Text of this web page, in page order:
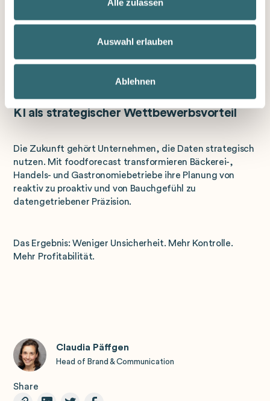
Alle zulassen
Auswahl erlauben
Ablehnen
mit einer Haltbarkeit von bis zu maximal einem Tag,
beispielsweise Backwaren, Obst und Gemüse, Ready-to-
können bereits kleine Verbesserungen in der
Prognosequalität signifikante Auswirkungen auf Umsatz,
KI als strategischer Wettbewerbsvorteil
Die Zukunft gehört Unternehmen, die Daten strategisch
nutzen. Mit foodforecast transformieren Bäckerei-,
Handels- und Gastronomiebetriebe ihre Planung von
reaktiv zu proaktiv und von Bauchgefühl zu
datengetriebener Präzision.
Das Ergebnis: Weniger Unsicherheit. Mehr Kontrolle.
Mehr Profitabilität.
Claudia Päffgen
Head of Brand & Communication
Share